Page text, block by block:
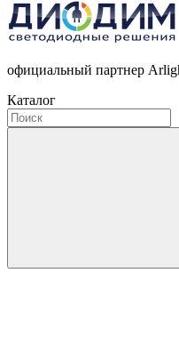
официальный партнер
Каталог